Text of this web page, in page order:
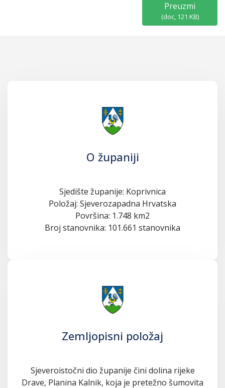
Preuzmi
(doc, 121 KB)
O županiji
Sjedište županije: Koprivnica
Položaj: Sjeverozapadna Hrvatska
Površina: 1.748 km2
Broj stanovnika: 101.661 stanovnika
Zemljopisni položaj
Sjeveroistočni dio županije čini dolina rijeke
Drave, Planina Kalnik, koja je pretežno šumovita